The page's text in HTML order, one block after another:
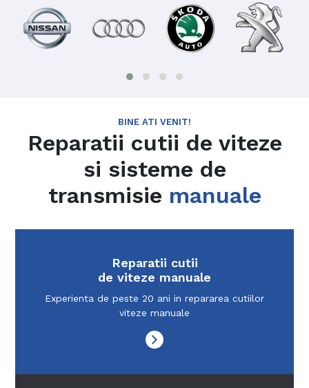
BINE ATI VENIT!
Reparatii cutii de viteze
si sisteme de
transmisie manuale
Reparatii cutii
de viteze manuale
Experienta de peste 20 ani in repararea cutiilor
viteze manuale